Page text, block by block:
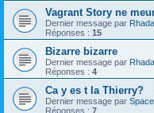
Vagrant Story ne
Dernier message par
Réponses : 15
Bizarre bizarre
Dernier message par
Réponses : 4
Ca y es t la Thierry?
Dernier message par
Réponses : 7